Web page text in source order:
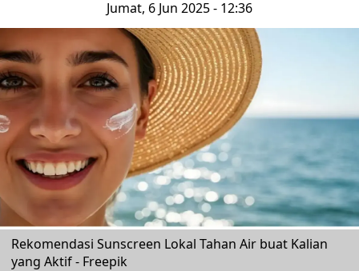
Jumat, 6 Jun 2025 - 12:36
Rekomendasi Sunscreen Lokal Tahan Air buat Kalian
yang Aktif - Freepik